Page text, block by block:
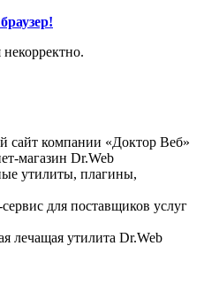
сайт компании «Доктор Веб»
магазин Dr.Web
утилиты, плагины,
для поставщиков услуг
лечащая утилита Dr.Web